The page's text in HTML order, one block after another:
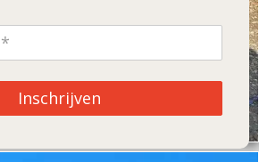
Inschrijven